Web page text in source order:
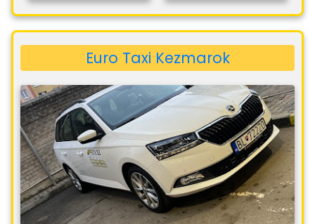
Euro Taxi Kezmarok